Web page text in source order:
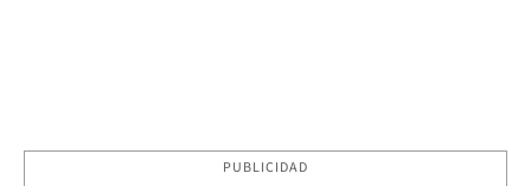
PUBLICIDAD